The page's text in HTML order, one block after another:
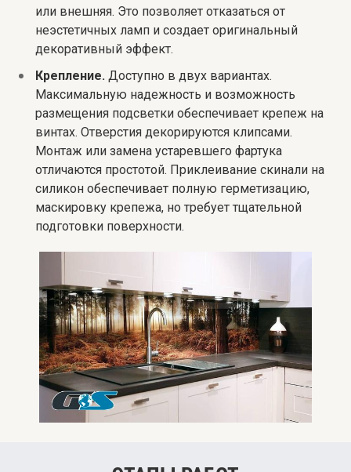
или внешняя. Это позволяет отказаться от
неэстетичных ламп и создает оригинальный
декоративный эффект.
Крепление. Доступно в двух вариантах.
Максимальную надежность и возможность
размещения подсветки обеспечивает крепеж на
винтах. Отверстия декорируются клипсами.
Монтаж или замена устаревшего фартука
отличаются простотой. Приклеивание скинали на
силикон обеспечивает полную герметизацию,
маскировку крепежа, но требует тщательной
подготовки поверхности.